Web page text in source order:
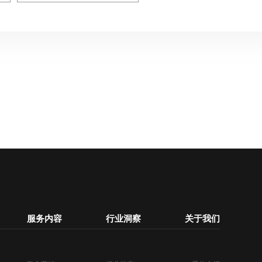
服务内容 行业洞察 关于我们